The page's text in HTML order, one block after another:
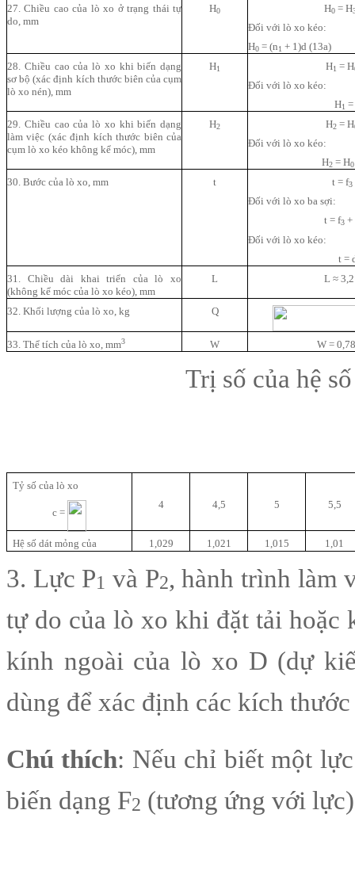
27. Chiều cao của lò xo ở trạng thái tự
do, mm
H0 H0 = H
Đối với lò xo kéo:
H0 = (n1 + 1)d (13a)
28. Chiều cao của lò xo khi biến dạng
sơ bộ (xác định kích thước biên của cụm
lò xo nén), mm
H1 H1 = H
Đối với lò xo kéo:
H1 =
29. Chiều cao của lò xo khi biến dạng
làm việc (xác định kích thước biên của
cụm lò xo kéo không kể móc), mm
H2 H2 = H
Đối với lò xo kéo:
H2 = H0
30. Bước của lò xo, mm
t t = f3
Đối với lò xo ba sợi:
t = f3+
Đối với lò xo kéo:
t =
31. Chiều dài khai triển của lò xo
(không kể móc của lò xo kéo), mm
L L ≈
32. Khối lượng của lò xo, kg Q
33. Thể tích của lò xo, mm3 W W =
Trị số của hệ
Tỷ số của lò xo
c =
4 4,5 5 5,5
Hệ số dát mỏng của 1,029 1,021 1,015 1,01
3. Lực P1 và P2, hành trình làm
tự do của lò xo khi đặt tải hoặc
kính ngoài của lò xo D (dự
dùng để xác định các kích
Chú thích: Nếu chỉ biết một
biến dạng F2 (tương ứng với lực)